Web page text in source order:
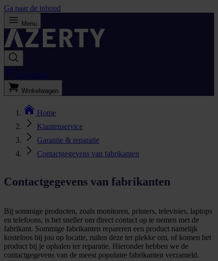
Ga naar de inhoud
Menu
Bestellijst
Winkelwagen
Home
Klantenservice
Garantie & reparatie
Contactgegevens van fabrikanten
Contactgegevens van fabrikanten
Bij sommige producten, zoals monitoren, printers, televisies, laptops
en telefoons, is het sneller om direct contact op te nemen met de
fabrikant. Sommige fabrikanten repareren een product namelijk
kosteloos bij jou op locatie, ruilen deze ter plekke om, of komen het
product bij je ophalen ter reparatie. Hieronder hebben we de
contactgegevens van de meest populaire fabrikanten verzameld.